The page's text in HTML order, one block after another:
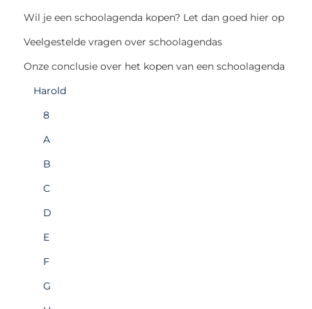
Wil je een schoolagenda kopen? Let dan goed hier op
Veelgestelde vragen over schoolagendas
Onze conclusie over het kopen van een schoolagenda
Harold
8
A
B
C
D
E
F
G